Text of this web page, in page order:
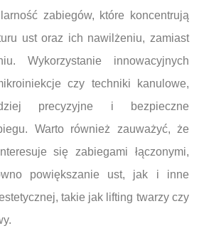
zabiegów, które koncentrują
ust oraz ich nawilżeniu, zamiast
Wykorzystanie innowacyjnych
czy techniki kanulowe,
precyzyjne i bezpieczne
Warto również zauważyć, że
się zabiegami łączonymi,
powiększanie ust, jak i inne
takie jak lifting twarzy czy